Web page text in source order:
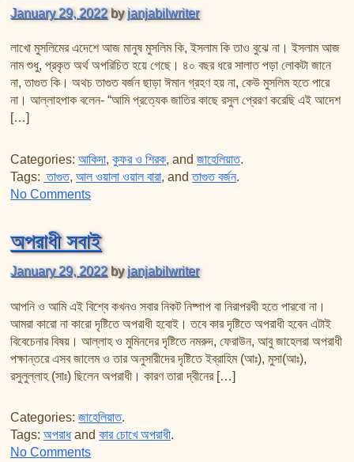
January 29, 2022 byjanjabilwriter
লাখো মুসলিমের এদেশে আজ মানুষ মুসলিম কি, ইসলাম কি তাও বুঝে না। ইসলাম আজ
নাম শুধু, প্রকৃত অর্থ অপরিচিত হয়ে গেছে। ৪০ বছর ধরে সালাত পড়া লোকটা জানে
না, তাগুত কি। অথচ তাগুত বর্জন ছাড়া ঈমান গ্রহণ হয় না, কেউ মুসলিম হতে পারে
না। আল্লাহপাক বলেন- “আমি প্রত্যেক জাতির কাছে রসুল প্রেরণ করেছি এই আদেশ
[…]
Categories: আকিদা,কুফর ও শিরক, andজাহেলিয়াত.
Tags: তাগুত,আল ওয়ালা ওয়াল বারা, andতাগুত বর্জন.
No Commentson যেসব সত্য জানানো হয় না!!
অপরাধী সবাই
January 29, 2022 byjanjabilwriter
আপনি ও আমি এই বিশ্বে কখনও সবার নিকট নিষ্পাপ বা নিরাপরধী হতে পারবো না।
আমরা কারো না কারো দৃষ্টিতে অপরাধী হবোই। তবে কার দৃষ্টিতে অপরাধী হবেন এটাই
বিবেচেনার বিষয়। আল্লাহ ও মুমিনদের দৃষ্টিতে নমরুদ, ফেরাউন, আবু জাহেলরা অপরাধী
পক্ষান্তরে এসব জালেম ও তার অনুসারীদের দৃষ্টিতে ইব্রাহিম (আঃ), মুসা(আঃ),
রসুলুল্লাহ (সাঃ) ছিলেন অপরাধী। কারণ তারা দ্বীনের […]
Categories: জাহেলিয়াত.
Tags: অপরাধandকার চোখে অপরাধী.
No Commentson অপরাধী সবাই